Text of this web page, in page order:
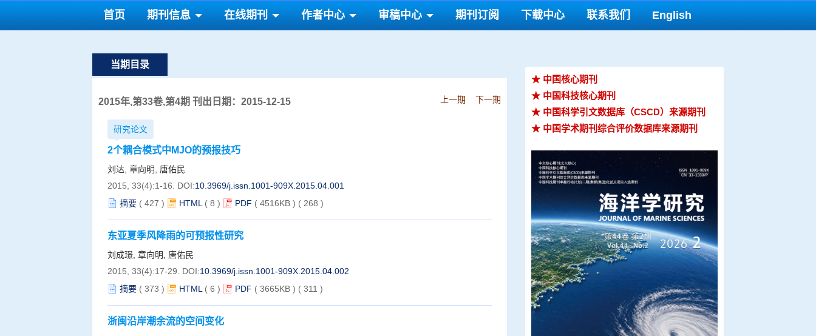
首页 期刊信息 在线期刊 作者中心 审稿中心 期刊订阅 下载中心 联系我们 English
当期目录
2015年,第33卷,第4期 刊出日期：2015-12-15 上一期 下一期
研究论文
2个耦合模式中MJO的预报技巧
刘达, 章向明, 唐佑民
2015, 33(4):1-16. DOI:10.3969/j.issn.1001-909X.2015.04.001
摘要 ( 427 ) HTML ( 8 ) PDF ( 4516KB ) ( 268 )
东亚夏季风降雨的可预报性研究
刘成璟, 章向明, 唐佑民
2015, 33(4):17-29. DOI:10.3969/j.issn.1001-909X.2015.04.002
摘要 ( 373 ) HTML ( 6 ) PDF ( 3665KB ) ( 311 )
浙闽沿岸潮余流的空间变化
★ 中国核心期刊
★ 中国科技核心期刊
★ 中国科学引文数据库（CSCD）来源期刊
★ 中国学术期刊综合评价数据库来源期刊